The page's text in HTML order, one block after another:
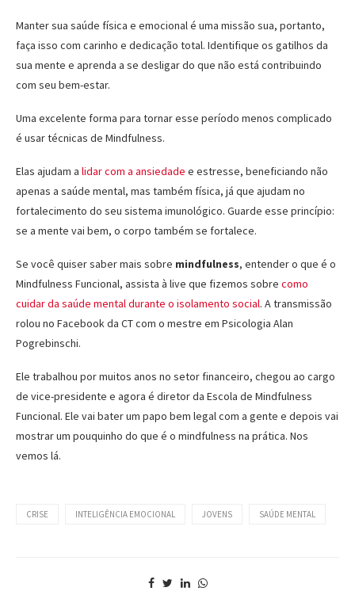
Manter sua saúde física e emocional é uma missão sua, portanto,
faça isso com carinho e dedicação total. Identifique os gatilhos da
sua mente e aprenda a se desligar do que não está contribuindo
com seu bem-estar.
Uma excelente forma para tornar esse período menos complicado
é usar técnicas de Mindfulness.
Elas ajudam a lidar com a ansiedade e estresse, beneficiando não
apenas a saúde mental, mas também física, já que ajudam no
fortalecimento do seu sistema imunológico. Guarde esse princípio:
se a mente vai bem, o corpo também se fortalece.
Se você quiser saber mais sobre mindfulness, entender o que é o
Mindfulness Funcional, assista à live que fizemos sobre como
cuidar da saúde mental durante o isolamento social. A transmissão
rolou no Facebook da CT com o mestre em Psicologia Alan
Pogrebinschi.
Ele trabalhou por muitos anos no setor financeiro, chegou ao cargo
de vice-presidente e agora é diretor da Escola de Mindfulness
Funcional. Ele vai bater um papo bem legal com a gente e depois vai
mostrar um pouquinho do que é o mindfulness na prática. Nos
vemos lá.
CRISE INTELIGÊNCIA EMOCIONAL JOVENS SAÚDE MENTAL